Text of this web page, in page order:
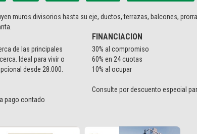
muros divisorios hasta su eje, ductos, terrazas, balcones,
de las principales
Ideal para vivir o
desde 28.000.
pago contado
FINANCIACION
30% al compromiso
60% en 24 cuotas
10% al ocupar
Consulte por descuento especial